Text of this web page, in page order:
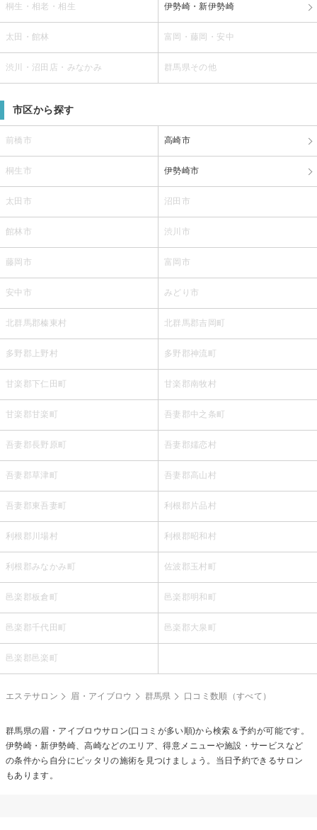
桐生・相老・相生 伊勢崎・新伊勢崎
太田・館林 富岡・藤岡・安中
渋川・沼田店・みなかみ 群馬県その他
市区から探す
前橋市 高崎市
桐生市 伊勢崎市
太田市 沼田市
館林市 渋川市
藤岡市 富岡市
安中市 みどり市
北群馬郡榛東村 北群馬郡吉岡町
多野郡上野村 多野郡神流町
甘楽郡下仁田町 甘楽郡南牧村
甘楽郡甘楽町 吾妻郡中之条町
吾妻郡長野原町 吾妻郡嬬恋村
吾妻郡草津町 吾妻郡高山村
吾妻郡東吾妻町 利根郡片品村
利根郡川場村 利根郡昭和村
利根郡みなかみ町 佐波郡玉村町
邑楽郡板倉町 邑楽郡明和町
邑楽郡千代田町 邑楽郡大泉町
邑楽郡邑楽町
エステサロン 眉・アイブロウ 群馬県 口コミ数順（すべて）
群馬県の眉・アイブロウサロン(口コミが多い順)から検索＆予約が可能です。
伊勢崎・新伊勢崎、高崎などのエリア、得意メニューや施設・サービスなど
の条件から自分にピッタリの施術を見つけましょう。当日予約できるサロン
もあります。